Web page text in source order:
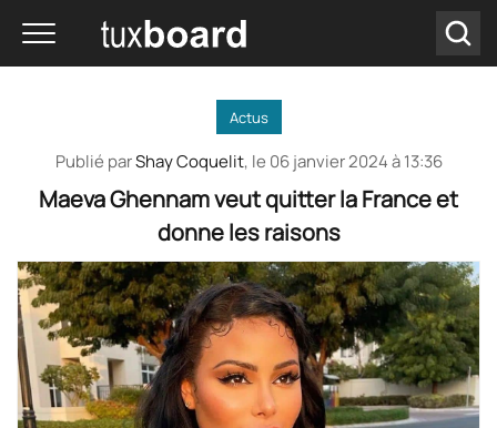
Actus
Publié parShay Coquelit, le 06 janvier 2024 à 13:36
Maeva Ghennam veut quitter la France et
donne les raisons